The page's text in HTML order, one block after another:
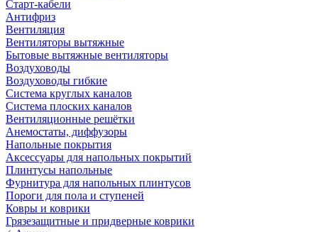
Старт-кабели
Антифриз
Вентиляция
Вентиляторы вытяжные
Бытовые вытяжные вентиляторы
Воздуховоды
Воздуховоды гибкие
Система круглых каналов
Система плоских каналов
Вентиляционные решётки
Анемостаты, диффузоры
Напольные покрытия
Аксессуары для напольных покрытий
Плинтусы напольные
Фурнитура для напольных плинтусов
Пороги для пола и ступеней
Ковры и коврики
Грязезащитные и придверные коврики